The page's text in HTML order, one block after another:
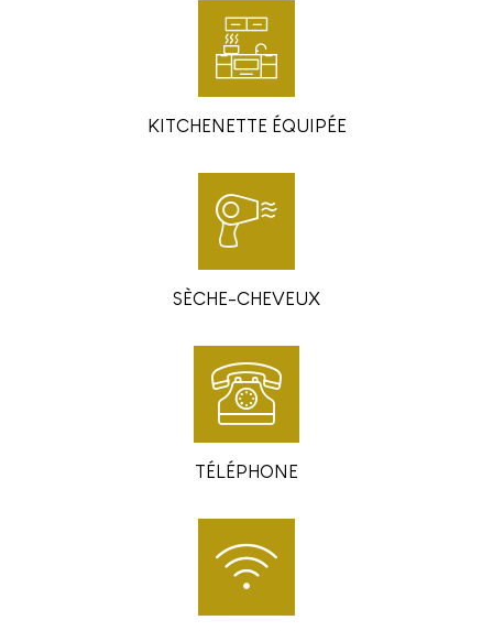
KITCHENETTE ÉQUIPÉE
SÈCHE-CHEVEUX
TÉLÉPHONE